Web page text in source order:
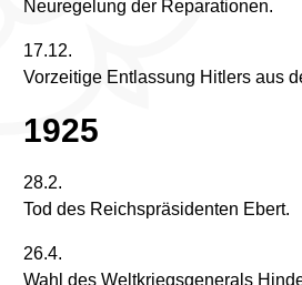
Neuregelung der Reparationen.
17.12.
Vorzeitige Entlassung Hitlers aus
1925
28.2.
Tod des Reichspräsidenten Ebert.
26.4.
Wahl des Weltkriegsgenerals